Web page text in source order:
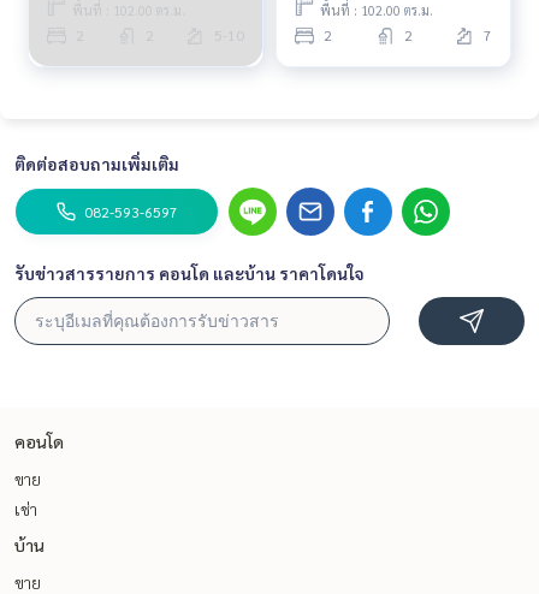
พื้นที่ : 102.00 ตร.ม.
5-10
พื้นที่ : 102.00 ตร.ม.
2 2 7
ติดต่อสอบถามเพิ่มเติม
082-593-6597
รับข่าวสารรายการ คอนโด และบ้าน ราคาโดนใจ
คอนโด
ขาย
เช่า
บ้าน
ขาย